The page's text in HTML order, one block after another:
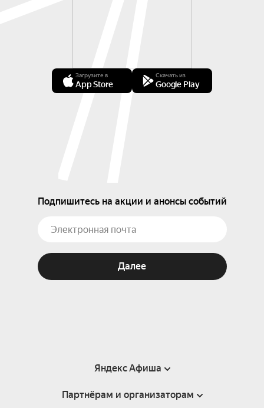
Загрузите в
App Store
Скачать из
Google Play
Подпишитесь на акции и анонсы событий
Далее
Яндекс Афиша
Справка
Партнёрам и организаторам